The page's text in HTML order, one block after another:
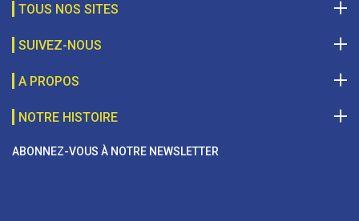
TOUS NOS SITES
SUIVEZ-NOUS
A PROPOS
NOTRE HISTOIRE
ABONNEZ-VOUS À NOTRE NEWSLETTER